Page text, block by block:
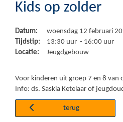
Kids op zolder
Datum:
woensdag 12 februari
Tijdstip:
13:30 uur - 16:00 uur
Locatie:
Jeugdgebouw
Voor kinderen uit groep 7 en 8 van
Info: ds. Saskia Ketelaar of
terug